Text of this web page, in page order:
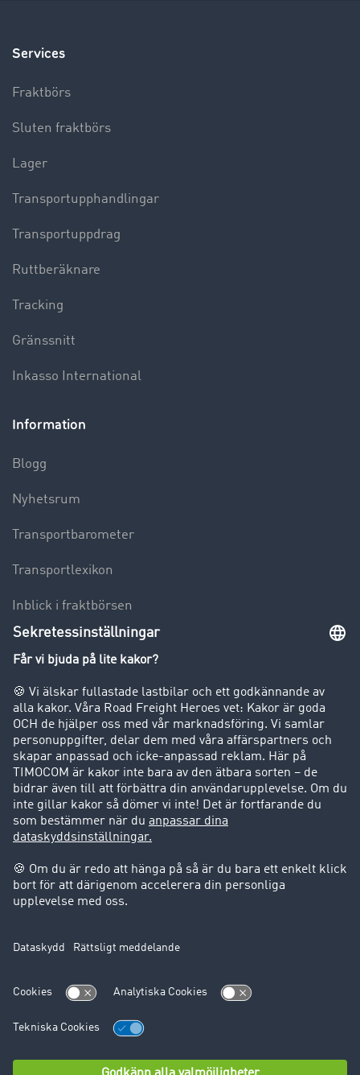
Services
Fraktbörs
Sluten fraktbörs
Lager
Transportupphandlingar
Transportuppdrag
Ruttberäknare
Tracking
Gränssnitt
Inkasso International
Information
Blogg
Nyhetsrum
Transportbarometer
Transportlexikon
Inblick i fraktbörsen
Körförbud för lastbilar
Företag
Kunder värvar kunder
Success Stories
Support
Support
Juridiskt
Företagsinformation
Användarvillkor